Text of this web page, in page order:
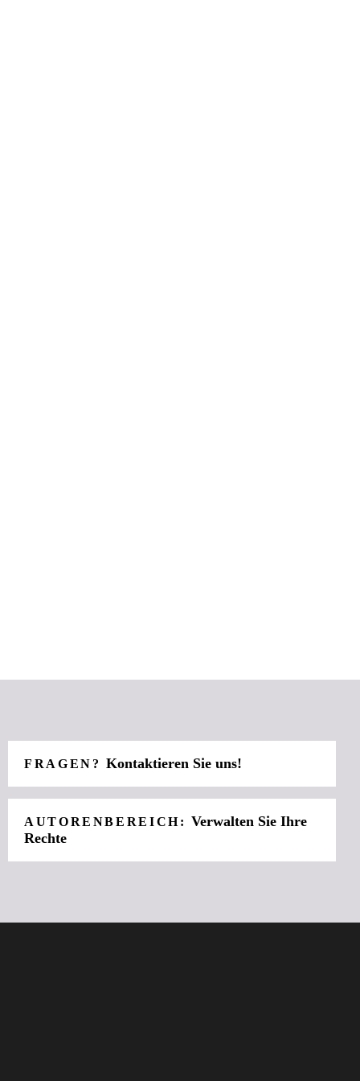
FRAGEN?Kontaktieren Sie uns!
AUTORENBEREICH:Verwalten Sie Ihre
Rechte